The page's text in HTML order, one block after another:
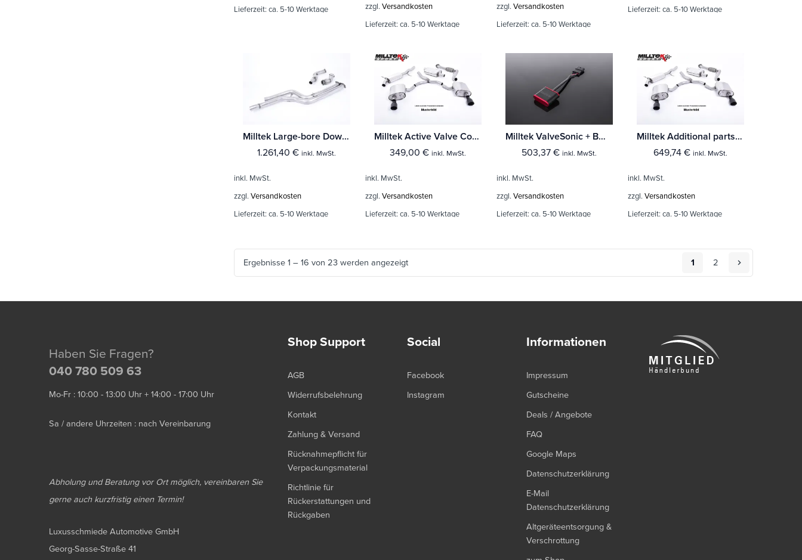
Lieferzeit: ca. 5-10 Werktage
zzgl. Versandkosten
Lieferzeit: ca. 5-10 Werktage
zzgl. Versandkosten
Lieferzeit: ca. 5-10 Werktage
Lieferzeit: ca. 5-10 Werktage
Milltek Large-bore Downpipe und De-cat BMW 4 Series F82/83 M4 Coupe/Convertible & M4 Competition Coupé (Ohne-OPF)
1.261,40 € inkl. MwSt.
inkl. MwSt.
zzgl. Versandkosten
Lieferzeit: ca. 5-10 Werktage
Milltek Active Valve Control BMW 4 Series F82/83 M4 Coupe/Convertible & M4 Competition Coupé (Ohne-OPF)
349,00 € inkl. MwSt.
inkl. MwSt.
zzgl. Versandkosten
Lieferzeit: ca. 5-10 Werktage
Milltek ValveSonic + BMW 4 Series F82/83 M4 Coupe/Convertible & M4 Competition Coupé (Ohne-OPF)
503,37 € inkl. MwSt.
inkl. MwSt.
zzgl. Versandkosten
Lieferzeit: ca. 5-10 Werktage
Milltek Additional parts BMW 4 Series F82/83 M4 Coupe/Convertible & M4 Competition Coupé (Ohne-OPF)
649,74 € inkl. MwSt.
inkl. MwSt.
zzgl. Versandkosten
Lieferzeit: ca. 5-10 Werktage
Ergebnisse 1 – 16 von 23 werden angezeigt 1 2
Haben Sie Fragen?
040 780 509 63
Mo-Fr : 10:00 - 13:00 Uhr + 14:00 - 17:00 Uhr
Sa / andere Uhrzeiten : nach Vereinbarung
Abholung und Beratung vor Ort möglich, vereinbaren Sie
gerne auch kurzfristig einen Termin!
Luxusschmiede Automotive GmbH
Georg-Sasse-Straße 41
Shop Support
AGB
Widerrufsbelehrung
Kontakt
Zahlung & Versand
Rücknahmepflicht für
Verpackungsmaterial
Richtlinie für
Rückerstattungen und
Rückgaben
Social
Facebook
Instagram
Informationen
Impressum
Gutscheine
Deals / Angebote
FAQ
Google Maps
Datenschutzerklärung
E-Mail
Datenschutzerklärung
Altgeräteentsorgung &
Verschrottung